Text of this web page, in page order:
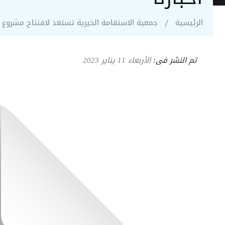
الرئيسية جمعية الاستقامة الخيرية تستعد لافتتاح
جمعية الاستقامة الخيرية تستعد
تم النشر فى: الأربعاء 11 يناير 2023